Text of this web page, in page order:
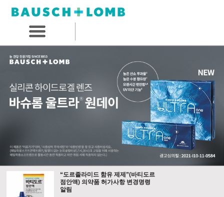
“도르졸라미드 함유 제제”(바티도르
점안액) 의약품 허가사항 변경명령
알림